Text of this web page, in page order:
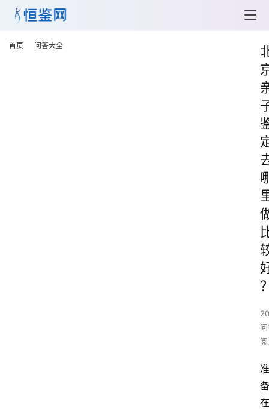
首页 问答大全
准
备
在